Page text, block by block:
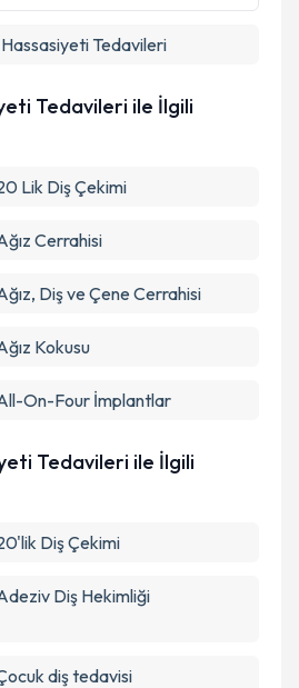
Tedavileri
Tedavileri ile İlgili
Lik Diş Çekimi
Cerrahisi
Diş ve Çene Cerrahisi
Kokusu
On-Four İmplantlar
Tedavileri ile İlgili
Diş Çekimi
Diş Hekimliği
diş tedavisi